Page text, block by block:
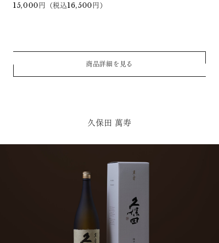
15,000円（税込16,500円）
商品詳細を見る
久保田 萬寿